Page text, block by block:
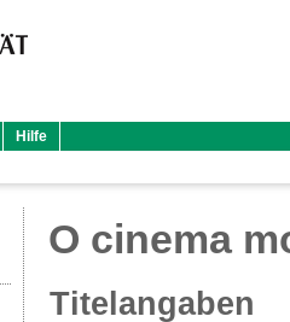
Hilfe
O cinema
Titelangaben